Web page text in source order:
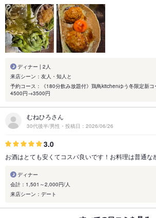
ディナー | 2人
来店シーン：友人・知人と
予約コース：《180分飲み放題付》鶏鳥kitchenゆう冬限定新コ
4500円→3500円
むねひろさん
30代後半/男性・投稿日：2026/06/26
3.0
お酒はとても安くてコスパ良いです！お料理は普通な
ディナー
会計：1,501～2,000円/人
来店シーン：デート